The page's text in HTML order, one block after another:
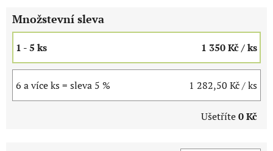
Množstevní sleva
1 - 5 ks 1 350 Kč/ ks
6 a více ks = sleva 5 % 1 282,50 Kč/ ks
Ušetříte0 Kč